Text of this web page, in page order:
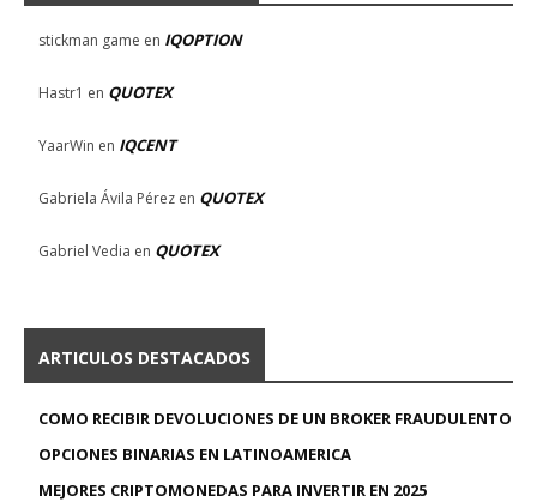
stickman game en IQOPTION
Hastr1 en QUOTEX
YaarWin en IQCENT
Gabriela Ávila Pérez en QUOTEX
Gabriel Vedia en QUOTEX
ARTICULOS DESTACADOS
COMO RECIBIR DEVOLUCIONES DE UN BROKER FRAUDULENTO
OPCIONES BINARIAS EN LATINOAMERICA
MEJORES CRIPTOMONEDAS PARA INVERTIR EN 2025